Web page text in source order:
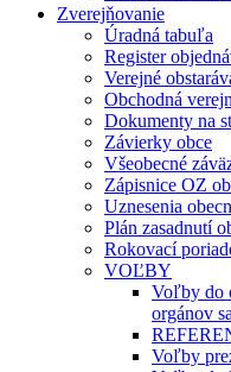
Zverejňovanie
Úradná tabuľa
Register
Verejné
Obchodná
Dokumenty na
Závierky obce
Všeobecné
Zápisnice OZ
Uznesenia
Plán zasadnutí
Rokovací
VOĽBY
Voľby do
orgánov
Voľby